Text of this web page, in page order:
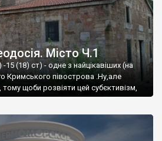
Місто Ч.1
(18) ст) - одне з найцікавіших (на
Кримського півострова .Ну,але
щоби розвіяти цей субєктивізм,